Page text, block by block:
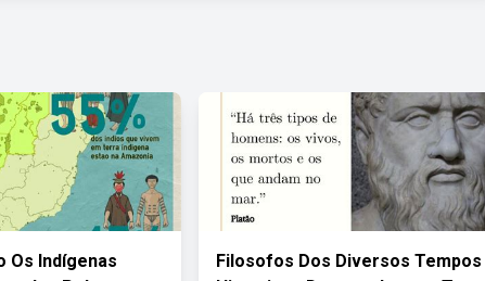
Os Indígenas
Filosofos Dos Diversos Tempos